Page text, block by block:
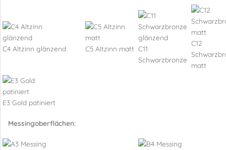
C4 Altzinn glänzend C5 Altzinn matt C11
Schwarzbronze
C12
matt
E3 Gold patiniert
Messingoberflächen: